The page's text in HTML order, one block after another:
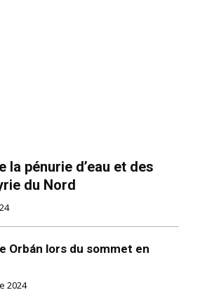
la pénurie d’eau et des
du Nord
Orbán lors du sommet en
2024